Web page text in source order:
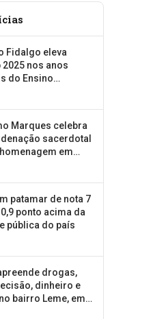
Fidalgo eleva
nos anos
do Ensino
Marques celebra
sacerdotal
em
patamar de nota 7
ponto acima da
pública do país
drogas,
dinheiro e
bairro Leme, em